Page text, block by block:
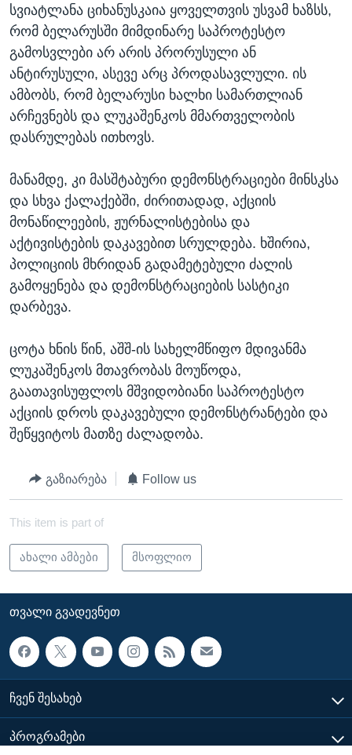
სვიატლანა ციხანუსკაია ყოველთვის უსვამ ხაზსს,
რომ ბელარუსში მიმდინარე საპროტესტო
გამოსვლები არ არის პრორუსული ან
ანტირუსული, ასევე არც პროდასავლული. ის
ამბობს, რომ ბელარუსი ხალხი სამართლიან
არჩევნებს და ლუკაშენკოს მმართველობის
დასრულებას ითხოვს.
მანამდე, კი მასშტაბური დემონსტრაციები მინსკსა
და სხვა ქალაქებში, ძირითადად, აქციის
მონაწილეების, ჟურნალისტებისა და
აქტივისტების დაკავებით სრულდება. ხშირია,
პოლიციის მხრიდან გადამეტებული ძალის
გამოყენება და დემონსტრაციების სასტიკი
დარბევა.
ცოტა ხნის წინ, აშშ-ის სახელმწიფო მდივანმა
ლუკაშენკოს მთავრობას მოუწოდა,
გაათავისუფლოს მშვიდობიანი საპროტესტო
აქციის დროს დაკავებული დემონსტრანტები და
შეწყვიტოს მათზე ძალადობა.
გაზიარება Follow us
This item is part of
ახალი ამბები მსოფლიო
ᲗᲕᲐᲚᲘ ᲒᲕᲐᲓᲔᲕᲜᲔᲗ
ᲩᲕᲔᲜ ᲨᲔᲡᲐᲮᲔᲑ
ᲞᲠᲝᲒᲠᲐᲛᲔᲑᲘ